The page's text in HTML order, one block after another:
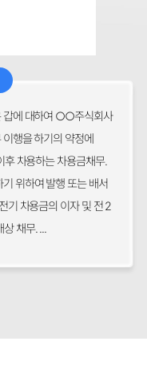
갑에 대하여 ○○주식회사
행을 하기의 약정에
후 차용하는 차용금채무.
위하여 발행 또는 배서
기 차용금의 이자 및 전 2
채무. ...